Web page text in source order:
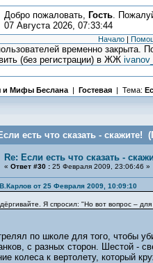
Добро пожаловать, Гость.
07 Августа 2026, 07:33:44
Начало |
временно закрыта.
(без регистрации) в ЖЖ
и Мифы Беслана| Гостевая | Тема:
есть что сказать - скажите!
Re: Если есть что сказать -
« Ответ #30 :25 Февраля 2009, 23:06:46 »
от 25 Февраля 2009, 10:09:10
Я спросил: "Но вот вопрос –
по школе для того, чтобы
с разных сторон. Шестой -
колеса к вертолету, который